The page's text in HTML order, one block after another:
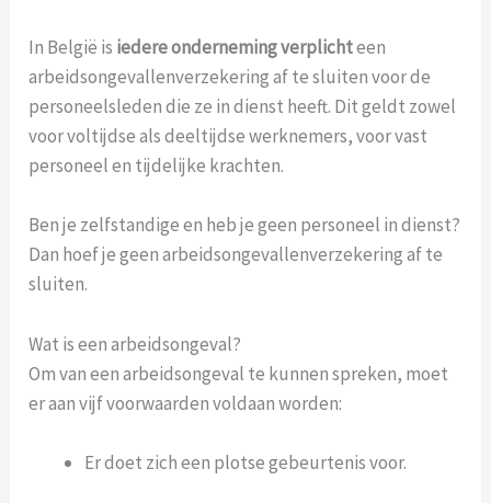
In België is iedere onderneming verplichteen
arbeidsongevallenverzekering af te sluiten voor de
personeelsleden die ze in dienst heeft. Dit geldt zowel
voor voltijdse als deeltijdse werknemers, voor vast
personeel en tijdelijke krachten.
Ben je zelfstandige en heb je geen personeel in dienst?
Dan hoef je geen arbeidsongevallenverzekering af te
sluiten.
Wat is een arbeidsongeval?
Om van een arbeidsongeval te kunnen spreken, moet
er aan vijf voorwaarden voldaan worden:
Er doet zich een plotse gebeurtenis voor.